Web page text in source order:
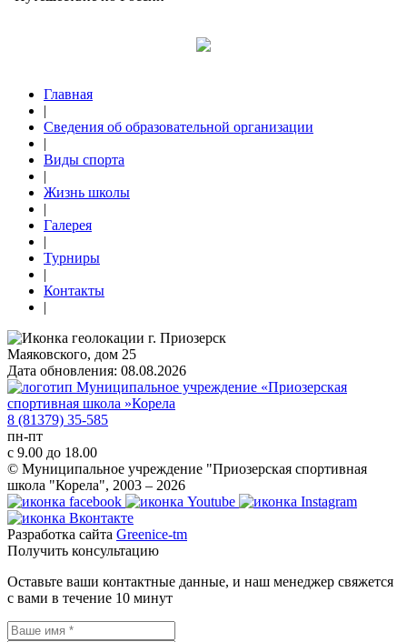
Главная
|
Сведения об образовательной организации
|
Виды спорта
|
Жизнь школы
|
Галерея
|
Турниры
|
Контакты
|
г. Приозерск
Маяковского, дом 25
Дата обновления: 08.08.2026
8 (81379) 35-585
пн-пт
с 9.00 до 18.00
© Муниципальное учреждение "Приозерская спортивная
школа "Корела", 2003 – 2026
Разработка сайта Greenice-tm
Получить консультацию
Оставьте ваши контактные данные, и наш менеджер свяжется
с вами в течение 10 минут